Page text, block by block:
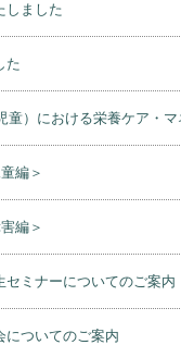
しました
た
童）における栄養ケア
編＞
編＞
セミナーについてのご案内
についてのご案内